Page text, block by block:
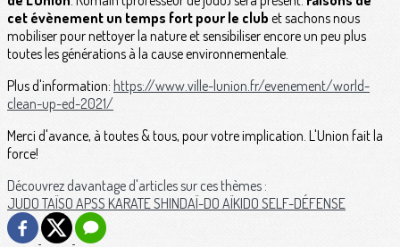
cet évènement un temps fort pour le club et sachons nous
mobiliser pour nettoyer la nature et sensibiliser encore un peu plus
toutes les générations à la cause environnementale.
Plus d'information: https://www.ville-lunion.fr/evenement/world-
clean-up-ed-2021/
Merci d'avance, à toutes & tous, pour votre implication. L'Union fait la
force!
Découvrez davantage d'articles sur ces thèmes :
JUDOTAÏSO APSS KARATESHINDAÏ-DO AÏKIDO SELF-DÉFENSE